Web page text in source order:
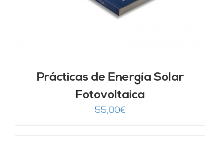
Prácticas de Energía Solar
Fotovoltaica
55,00€